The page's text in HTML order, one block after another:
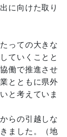
に向けた取り
っての大きな
ていくことと
働で推進させ
とともに県外
と考えていま
らの引越しな
ました。（地